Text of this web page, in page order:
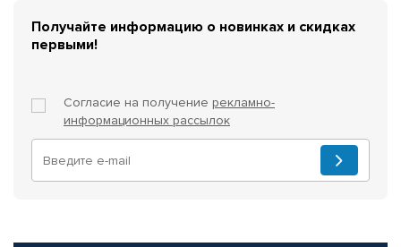
Получайте информацию о новинках и скидках
первыми!
Согласие на получение рекламно-
информационных рассылок